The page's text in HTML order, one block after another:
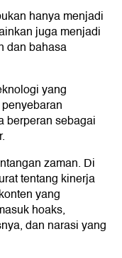
hanya menjadi
juga menjadi
dan bahasa
yang
berperan sebagai
zaman. Di
tentang kinerja
yang
hoaks,
dan narasi yang